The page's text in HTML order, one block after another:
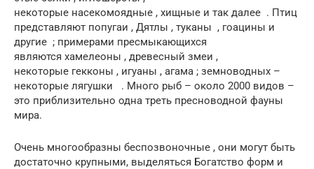
некоторые насекомоядные , хищные и так далее . Птиц
представляют попугаи , Дятлы , туканы , гоацины и
другие ; примерами пресмыкающихся
являются хамелеоны , древесный змеи ,
некоторые гекконы , игуаны , агама ; земноводных –
некоторые лягушки . Много рыб – около 2000 видов –
это приблизительно одна треть пресноводной фауны
мира.
Очень многообразны беспозвоночные , они могут быть
достаточно крупными, выделяться Богатство форм и